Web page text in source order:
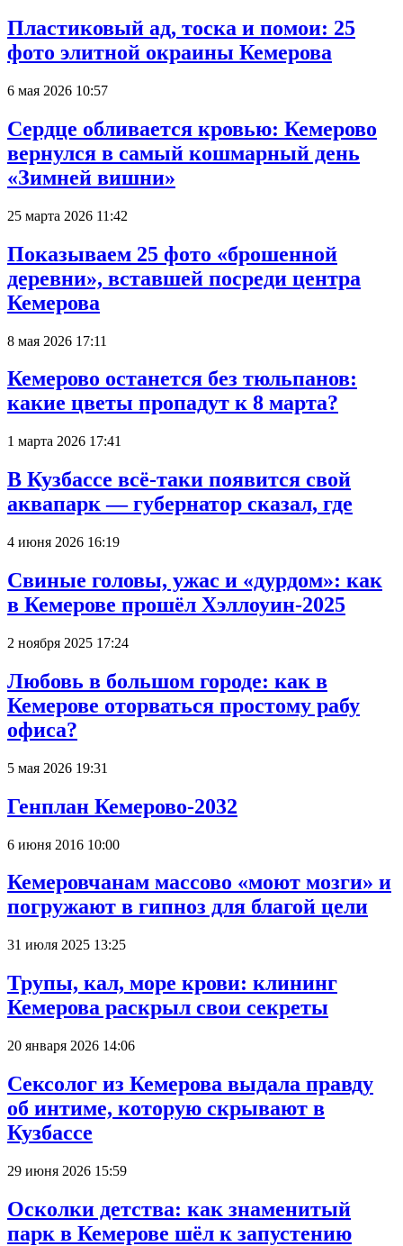
Пластиковый ад, тоска и помои: 25
фото элитной окраины Кемерова
6 мая 2026 10:57
Сердце обливается кровью: Кемерово
вернулся в самый кошмарный день
«Зимней вишни»
25 марта 2026 11:42
Показываем 25 фото «брошенной
деревни», вставшей посреди центра
Кемерова
8 мая 2026 17:11
Кемерово останется без тюльпанов:
какие цветы пропадут к 8 марта?
1 марта 2026 17:41
В Кузбассе всё-таки появится свой
аквапарк — губернатор сказал, где
4 июня 2026 16:19
Свиные головы, ужас и «дурдом»: как
в Кемерове прошёл Хэллоуин-2025
2 ноября 2025 17:24
Любовь в большом городе: как в
Кемерове оторваться простому рабу
офиса?
5 мая 2026 19:31
Генплан Кемерово-2032
6 июня 2016 10:00
Кемеровчанам массово «моют мозги» и
погружают в гипноз для благой цели
31 июля 2025 13:25
Трупы, кал, море крови: клининг
Кемерова раскрыл свои секреты
20 января 2026 14:06
Сексолог из Кемерова выдала правду
об интиме, которую скрывают в
Кузбассе
29 июня 2026 15:59
Осколки детства: как знаменитый
парк в Кемерове шёл к запустению